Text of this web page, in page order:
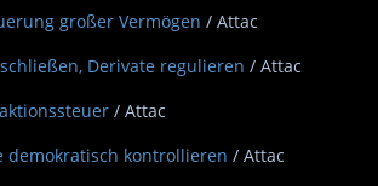
großer Vermögen / Attac
Derivate regulieren / Attac
/ Attac
demokratisch kontrollieren / Attac